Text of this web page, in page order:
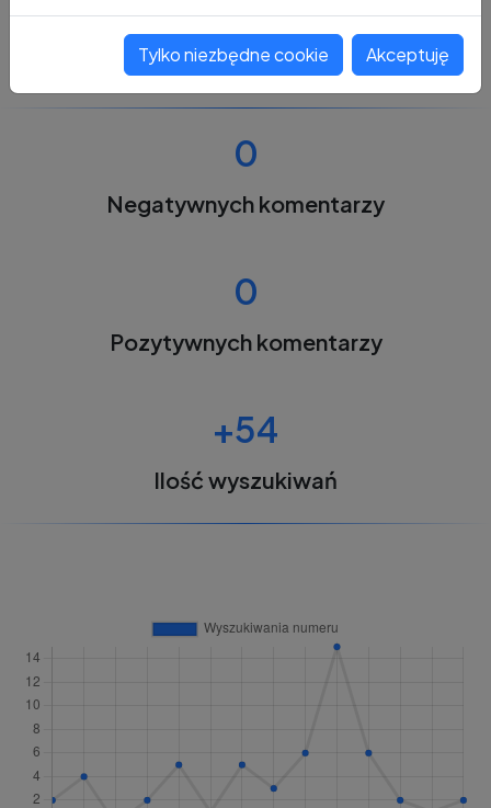
0
Negatywnych komentarzy
0
Pozytywnych komentarzy
+54
Ilość wyszukiwań
Tylko niezbędne cookie Akceptuję